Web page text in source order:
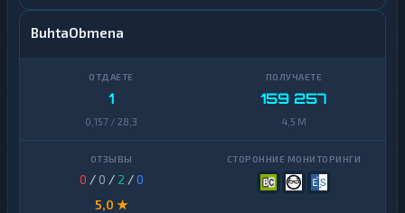
BuhtaObmena
1
0,157 / 28,3
159 257
4,5 M
0 / 0 / 2 /0
5,0 ★